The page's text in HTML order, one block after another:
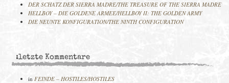
DER SCHATZ DER SIERRA MADRE/THE TREASURE OF THE SIERRA MADRE
HELLBOY – DIE GOLDENE ARMEE/HELLBOY II: THE GOLDEN ARMY
DIE NEUNTE KONFIGURATION/THE NINTH CONFIGURATION
:letzte Kommentare
in FEINDE – HOSTILES/HOSTILES